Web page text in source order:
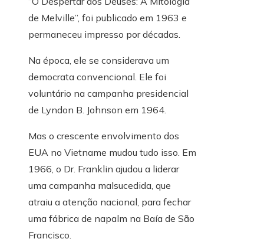
de Melville”, foi publicado em 1963 e
permaneceu impresso por décadas.
Na época, ele se considerava um
democrata convencional. Ele foi
voluntário na campanha presidencial
de Lyndon B. Johnson em 1964.
Mas o crescente envolvimento dos
EUA no Vietname mudou tudo isso. Em
1966, o Dr. Franklin ajudou a liderar
uma campanha malsucedida, que
atraiu a atenção nacional, para fechar
uma fábrica de napalm na Baía de São
Francisco.